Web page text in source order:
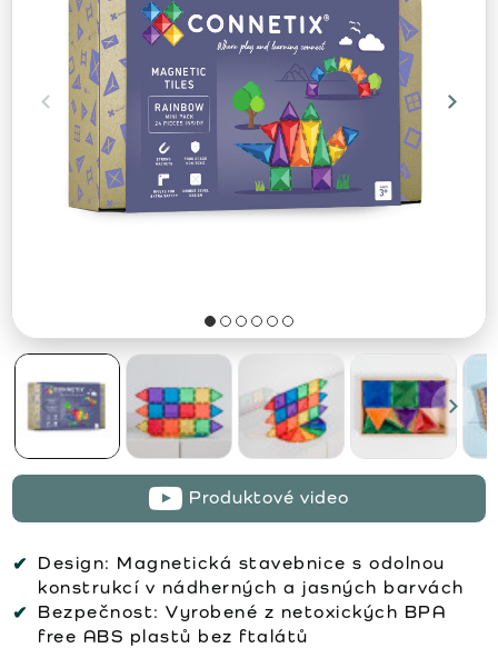
Produktové video
Design: Magnetická stavebnice s odolnou
konstrukcí v nádherných a jasných barvách
Bezpečnost: Vyrobené z netoxických BPA
free ABS plastů bez ftalátů